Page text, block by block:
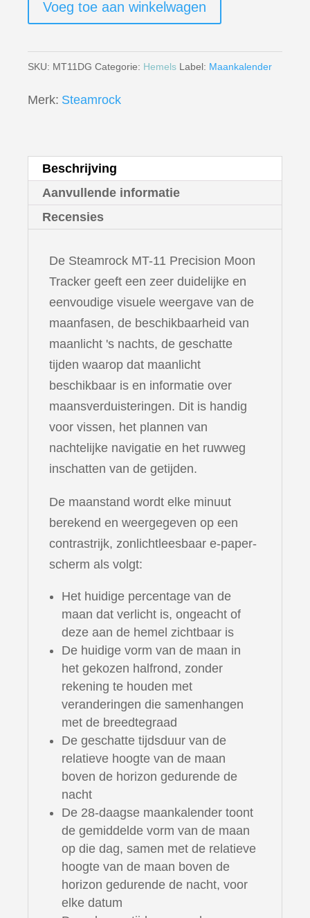
Precisie
Maanvolger
aantal
Voeg toe aan winkelwagen
SKU: MT11DG Categorie: Hemels Label: Maankalender
Merk: Steamrock
Beschrijving
Aanvullende informatie
Recensies
De Steamrock MT-11 Precision Moon
Tracker geeft een zeer duidelijke en
eenvoudige visuele weergave van de
maanfasen, de beschikbaarheid van
maanlicht 's nachts, de geschatte
tijden waarop dat maanlicht
beschikbaar is en informatie over
maansverduisteringen. Dit is handig
voor vissen, het plannen van
nachtelijke navigatie en het ruwweg
inschatten van de getijden.
De maanstand wordt elke minuut
berekend en weergegeven op een
contrastrijk, zonlichtleesbaar e-paper-
scherm als volgt:
Het huidige percentage van de
maan dat verlicht is, ongeacht of
deze aan de hemel zichtbaar is
De huidige vorm van de maan in
het gekozen halfrond, zonder
rekening te houden met
veranderingen die samenhangen
met de breedtegraad
De geschatte tijdsduur van de
relatieve hoogte van de maan
boven de horizon gedurende de
nacht
De 28-daagse maankalender toont
de gemiddelde vorm van de maan
op die dag, samen met de relatieve
hoogte van de maan boven de
horizon gedurende de nacht, voor
elke datum